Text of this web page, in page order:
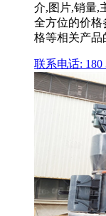
介,图片,销量,
全方位的价格
格等相关产品
联系电话: 180